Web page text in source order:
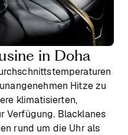
in Doha
Hitze zu
klimatisierten,
Verfügung. Blacklanes
rund um die Uhr als